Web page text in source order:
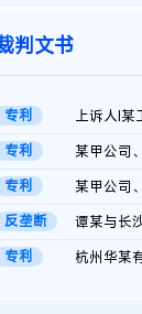
判文书
专利
专利
专利
反垄断
专利